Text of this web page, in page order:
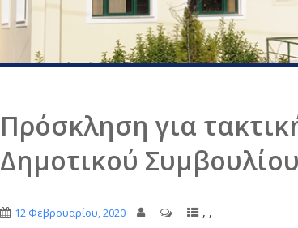
Πρόσκληση για
Δημοτικού Συμβουλίου
12 Φεβρουαρίου, 2020 , ,